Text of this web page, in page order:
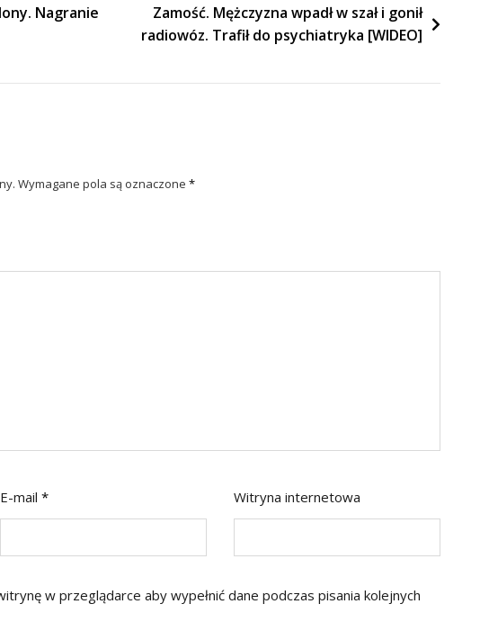
Nagranie
Zamość. Mężczyzna wpadł w szał i gonił
radiowóz. Trafił do psychiatryka [WIDEO]
Wymagane pola są oznaczone *
E-mail * Witryna internetowa
w przeglądarce aby wypełnić dane podczas pisania kolejnych